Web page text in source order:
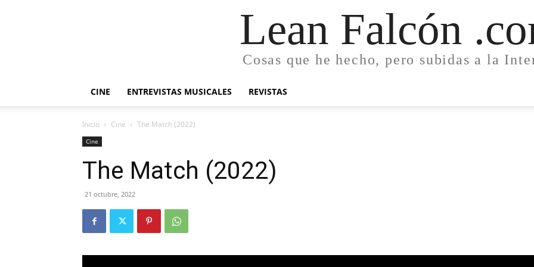
Lean Falcón
Cosas que he hecho, pero subidas a la
CINE ENTREVISTAS MUSICALES REVISTAS
Inicio Cine The Match (2022)
Cine
The Match (2022)
21 octubre, 2022